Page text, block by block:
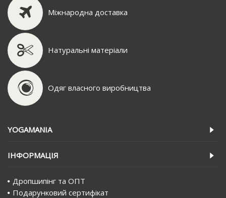
Міжнародна доставка
Натуральні матеріали
Одяг власного виробництва
YOGAMANIA
IНФОРМАЦIЯ
Дропшипінг та ОПТ
Подарунковий сертифiкат